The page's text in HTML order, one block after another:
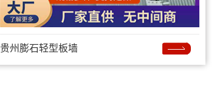
贵州膨石轻型板墙